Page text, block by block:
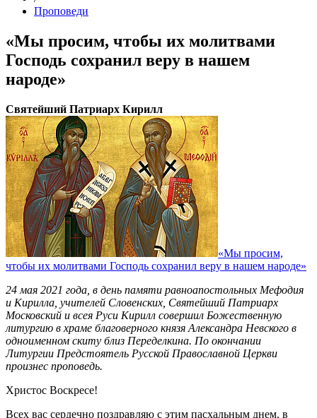
Проповеди
«Мы просим, чтобы их молитвами
Господь сохранил веру в нашем
народе»
Святейший Патриарх Кирилл
«Мы просим,
чтобы их молитвами Господь сохранил веру в нашем народе»
24 мая 2021 года, в день памяти равноапостольных Мефодия
и Кирилла, учителей Словенских, Святейший Патриарх
Московский и всея Руси Кирилл совершил Божественную
литургию в храме благоверного князя Александра Невского в
одноименном скиту близ Переделкина. По окончании
Литургии Предстоятель Русской Православной Церкви
произнес проповедь.
Христос Воскресе!
Всех вас сердечно поздравляю с этим пасхальным днем, в